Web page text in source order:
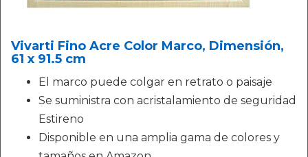
Vivarti Fino Acre Color Marco, Dimensión,
61 x 91.5 cm
El marco puede colgar en retrato o paisaje
Se suministra con acristalamiento de seguridad
Estireno
Disponible en una amplia gama de colores y